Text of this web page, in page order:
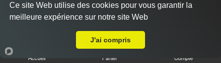
Pizza tikka 1 pers
Accueil Panier Compte
Ce site Web utilise des cookies pour vous garantir la
meilleure expérience sur notre site Web
J'ai compris